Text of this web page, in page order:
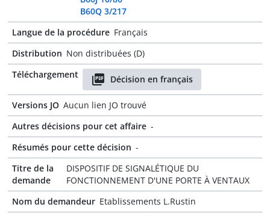
B60Q 3/217
Langue de la procédure Français
Distribution Non distribuées (D)
Téléchargement
Décision en français
Versions JO Aucun lien JO trouvé
Autres décisions pour cet affaire -
Résumés pour cette décision -
Titre de la
demande
DISPOSITIF DE SIGNALÉTIQUE DU
FONCTIONNEMENT D'UNE PORTE À VENTAUX
Nom du demandeur Etablissements L.Rustin